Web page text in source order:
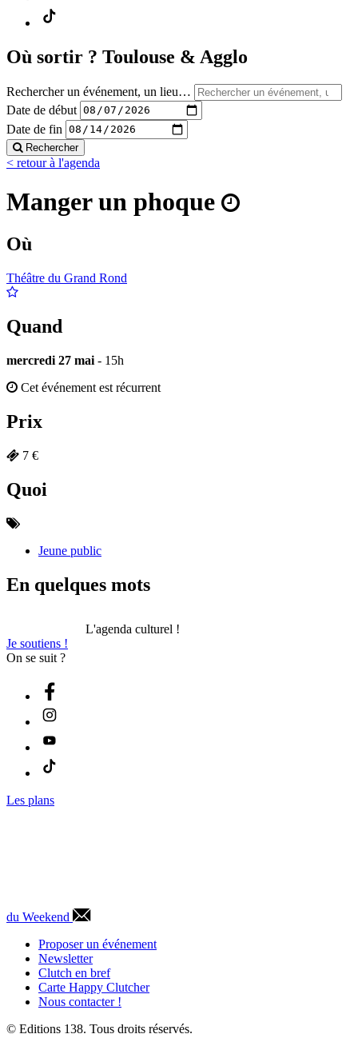
Où sortir ? Toulouse & Agglo
Rechercher un événement, un lieu…
Date de début
Date de fin
Rechercher
< retour à l'agenda
Manger un phoque
Où
Théâtre du Grand Rond
Quand
mercredi 27 mai - 15h
Cet événement est récurrent
Prix
7 €
Quoi
Jeune public
En quelques mots
L'agenda culturel !
Je soutiens !
On se suit ?
Les plans
du Weekend
Proposer un événement
Newsletter
Clutch en bref
Carte Happy Clutcher
Nous contacter !
© Editions 138. Tous droits réservés.